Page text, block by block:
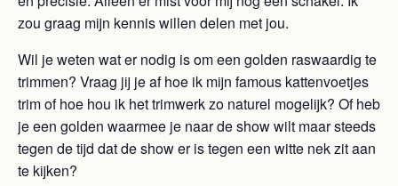
zou graag mijn kennis willen delen met jou.
Wil je weten wat er nodig is om een golden raswaardig te
trimmen? Vraag jij je af hoe ik mijn famous kattenvoetjes
trim of hoe hou ik het trimwerk zo naturel mogelijk? Of heb
je een golden waarmee je naar de show wilt maar steeds
tegen de tijd dat de show er is tegen een witte nek zit aan
te kijken?